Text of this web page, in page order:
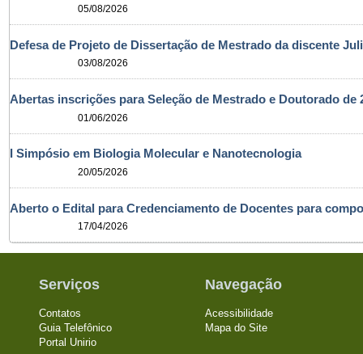
05/08/2026
Defesa de Projeto de Dissertação de Mestrado da discente
03/08/2026
Abertas inscrições para Seleção de Mestrado e Doutorado de
01/06/2026
I Simpósio em Biologia Molecular e Nanotecnologia
20/05/2026
Aberto o Edital para Credenciamento de Docentes para
17/04/2026
Serviços
Contatos
Guia Telefônico
Portal Unirio
Navegação
Acessibilidade
Mapa do Site